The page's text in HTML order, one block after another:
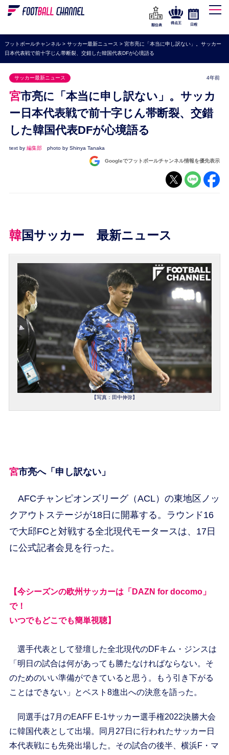
WEリーグ
海外サッカー
プレミアリーグ
ラ・リーガ
セリエA
ブンデスリーガ
UEFA
ナショナルチーム
順位表
得点王 日程
フットボールチャンネル> サッカー最新ニュース > 宮市亮に「本当に申し訳ない」。サッカー
日本代表戦で前十字じん帯断裂、交錯した韓国代表DFが心境語る
サッカー最新ニュース 4年前
宮市亮に「本当に申し訳ない」。サッカ
ー日本代表戦で前十字じん帯断裂、交錯
した韓国代表DFが心境語る
text by 編集部 photo by Shinya Tanaka
Googleでフットボールチャンネル情報を優先表示
韓国サッカー 最新ニュース
【写真：田中伸弥】
宮市亮へ「申し訳ない」
AFCチャンピオンズリーグ（ACL）の東地区ノッ
クアウトステージが18日に開幕する。ラウンド16
で大邱FCと対戦する全北現代モータースは、17日
に公式記者会見を行った。
【今シーズンの欧州サッカーは「DAZN for docomo」
で！
いつでもどこでも簡単視聴】
選手代表として登壇した全北現代のDFキム・ジンスは
「明日の試合は何があっても勝たなければならない。そ
のためのいい準備ができていると思う。もう引き下がる
ことはできない」とベスト8進出への決意を語った。
同選手は7月のEAFF E-1サッカー選手権2022決勝大会
に韓国代表として出場。同月27日に行われたサッカー日
本代表戦にも先発出場した。その試合の後半、横浜F・マ